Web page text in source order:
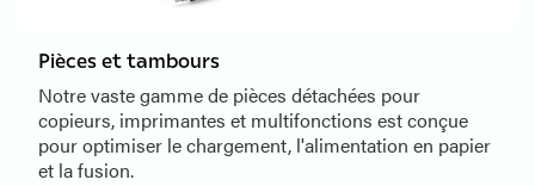
Pièces et tambours
Notre vaste gamme de pièces détachées pour
copieurs, imprimantes et multifonctions est conçue
pour optimiser le chargement, l'alimentation en papier
et la fusion.